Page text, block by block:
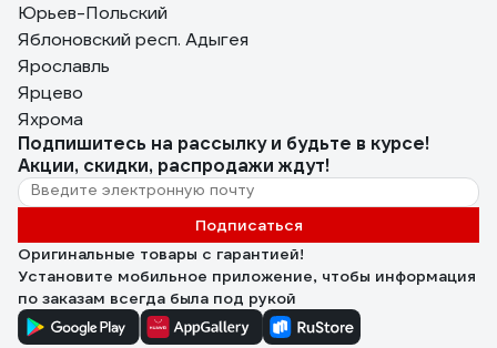
Юрьев-Польский
Яблоновский респ. Адыгея
Ярославль
Ярцево
Яхрома
Подпишитесь на рассылкуи будьте в курсе!
Акции, скидки, распродажи ждут!
Подписаться
Оригинальные товары с гарантией!
Установите мобильное приложение, чтобы информация
по заказам всегда была под рукой